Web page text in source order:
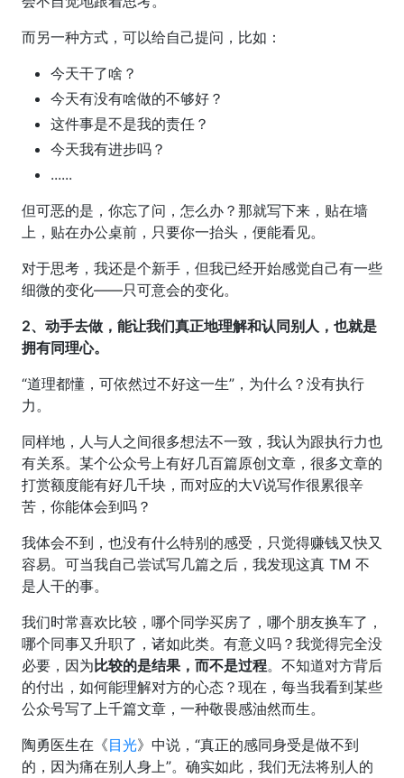
而另一种方式，可以给自己提问，比如：
今天干了啥？
今天有没有啥做的不够好？
这件事是不是我的责任？
今天我有进步吗？
......
但可恶的是，你忘了问，怎么办？那就写下来，贴在墙
上，贴在办公桌前，只要你一抬头，便能看见。
对于思考，我还是个新手，但我已经开始感觉自己有一些
细微的变化——只可意会的变化。
2、动手去做，能让我们真正地理解和认同别人，也就是
拥有同理心。
“道理都懂，可依然过不好这一生”，为什么？没有执行
力。
同样地，人与人之间很多想法不一致，我认为跟执行力也
有关系。某个公众号上有好几百篇原创文章，很多文章的
打赏额度能有好几千块，而对应的大V说写作很累很辛
苦，你能体会到吗？
我体会不到，也没有什么特别的感受，只觉得赚钱又快又
容易。可当我自己尝试写几篇之后，我发现这真 TM 不
是人干的事。
我们时常喜欢比较，哪个同学买房了，哪个朋友换车了，
哪个同事又升职了，诸如此类。有意义吗？我觉得完全没
必要，因为比较的是结果，而不是过程。不知道对方背后
的付出，如何能理解对方的心态？现在，每当我看到某些
公众号写了上千篇文章，一种敬畏感油然而生。
陶勇医生在《目光》中说，“真正的感同身受是做不到
的，因为痛在别人身上”。确实如此，我们无法将别人的